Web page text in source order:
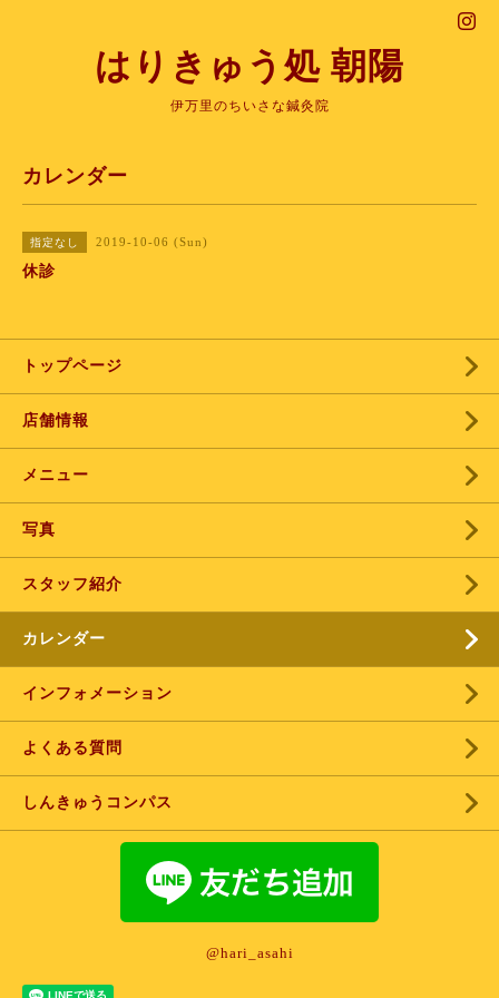
はりきゅう処 朝陽
伊万里のちいさな鍼灸院
カレンダー
指定なし 2019-10-06 (Sun)
休診
トップページ
店舗情報
メニュー
写真
スタッフ紹介
カレンダー
インフォメーション
よくある質問
しんきゅうコンパス
@hari_asahi